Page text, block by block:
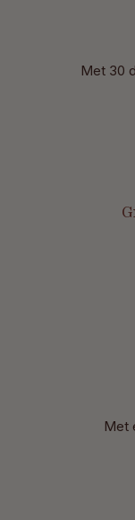
Met 30
Met